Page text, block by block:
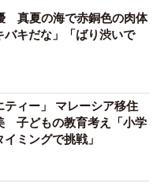
ッセージ 用件次第で断
画】
ーグルトをもらえなかっ
ねた顔がかわいすぎ「鼻息